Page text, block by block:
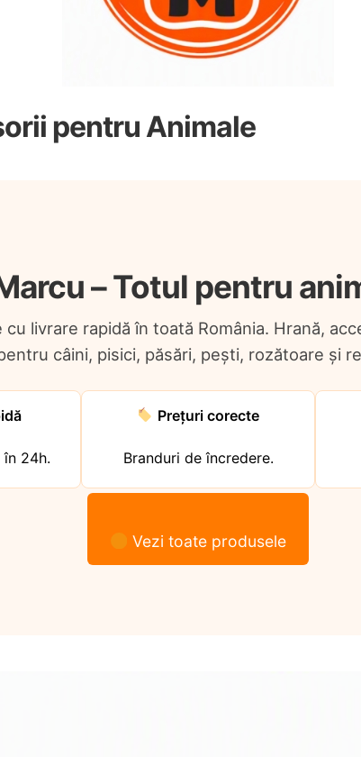
pentru Animale
– Totul pentru
cu livrare rapidă în toată România. Hrană,
câini, pisici, păsări, pești, rozătoare și
în 24h.
Prețuri corecte
Branduri de încredere.
Vezi toate produsele